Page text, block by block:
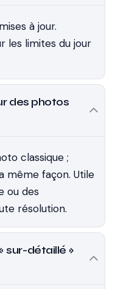
à jour.
les limites du jour
des photos
classique ;
même façon. Utile
ou des
résolution.
sur-détaillé »